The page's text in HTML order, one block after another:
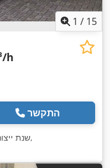
1 / 15
h
התקשר
שנת,